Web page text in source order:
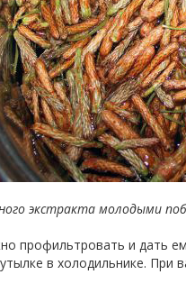
экстракта молодыми
профильтровать и дать
в холодильнике.